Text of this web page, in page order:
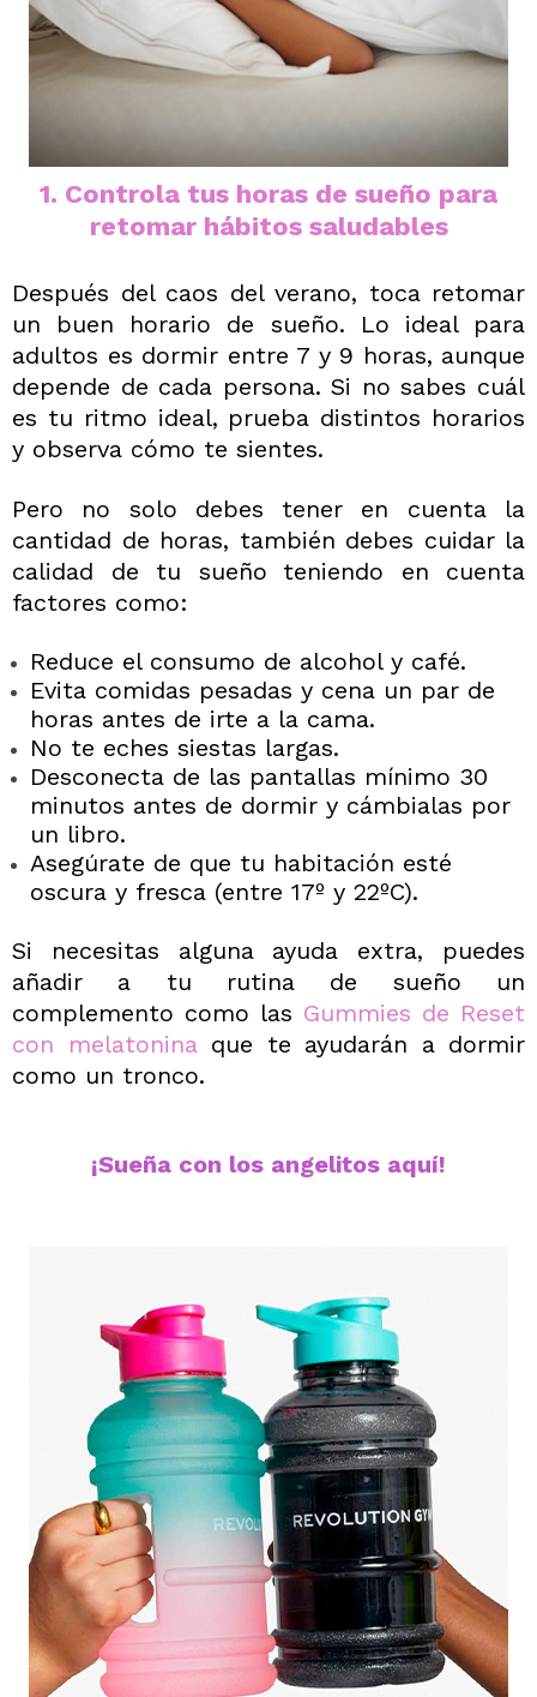
1. Controla tus horas de sueño para
retomar hábitos saludables
Después del caos del verano, toca retomar
un buen horario de sueño. Lo ideal para
adultos es dormir entre 7 y 9 horas, aunque
depende de cada persona. Si no sabes cuál
es tu ritmo ideal, prueba distintos horarios
y observa cómo te sientes.
Pero no solo debes tener en cuenta la
cantidad de horas, también debes cuidar la
calidad de tu sueño
teniendo en cuenta
factores como:
Reduce el consumo de alcohol y café.
Evita comidas pesadas y cena un par de
horas antes de irte a la cama.
No te eches siestas largas.
Desconecta de las pantallas mínimo 30
minutos antes de dormir y cámbialas por
un libro.
Asegúrate de que tu habitación esté
oscura y fresca (entre 17º y 22ºC).
Si necesitas alguna ayuda extra, puedes
añadir a tu rutina de sueño un
complemento como las Gummies de Reset
con melatonina que te ayudarán a dormir
como un tronco.
¡Sueña con los angelitos aquí!